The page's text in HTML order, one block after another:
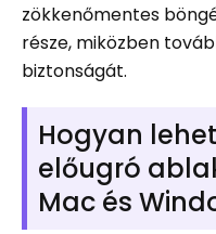
zökkenőmentes
része, miközben
biztonságát.
Hogyan
előugró
Mac és